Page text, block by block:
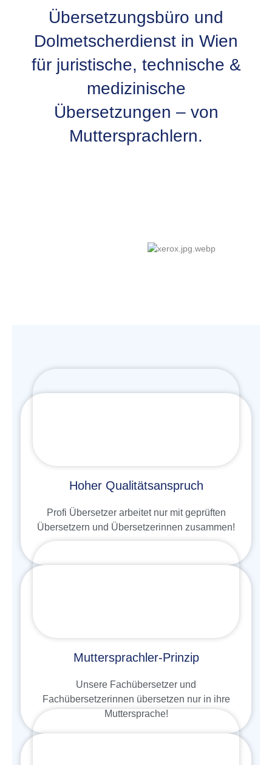
Übersetzungsbüro und
Dolmetscherdienst in Wien
für juristische, technische &
medizinische
Übersetzungen – von
Muttersprachlern.
Hoher Qualitätsanspruch
Profi Übersetzer arbeitet nur mit geprüften
Übersetzern und Übersetzerinnen zusammen!
Muttersprachler-Prinzip
Unsere Fachübersetzer und
Fachübersetzerinnen übersetzen nur in ihre
Muttersprache!